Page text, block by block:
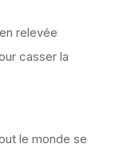
relevée
casser la
le monde se